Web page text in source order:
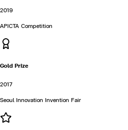
2019
APICTA Competition
Gold Prize
2017
Seoul Innovation Invention Fair